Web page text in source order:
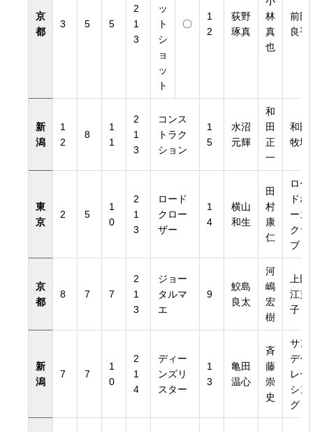
京
都
3 5 5
2
1
3
ッ
ト
シ
ョ
ッ
ト
〇
1
2
荻野
琢真
林
真
也
前田
良平
新
潟
1
2
8
1
1
2
1
3
コンス
トラク
ション
1
5
水沼
元輝
和
田
正
一
和田
牧場
東
京
2 5
1
0
2
1
3
ロード
クロー
ザー
1
4
横山
和生
田
村
康
仁
ロー
ドホ
ース
クラ
ブ
京
都
8 7 7
2
1
3
ジョー
タルマ
エ
9
鮫島
良太
河
嶋
宏
樹
上田
江吏
子
新
潟
7 7
1
0
2
1
4
ディー
ンズリ
スター
1
3
亀田
温心
斉
藤
崇
史
サン
デー
レー
シン
グ